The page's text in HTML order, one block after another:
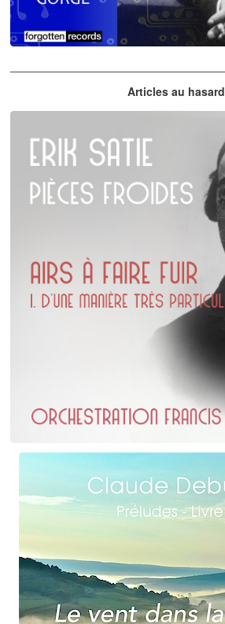
Articles au hasard
D'une manière particulière